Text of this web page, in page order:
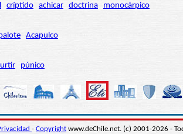
críptido achicar doctrina monocárpico
Acapulco
púnico
- Copyright www.deChile.net. (c) 2001-2026 -